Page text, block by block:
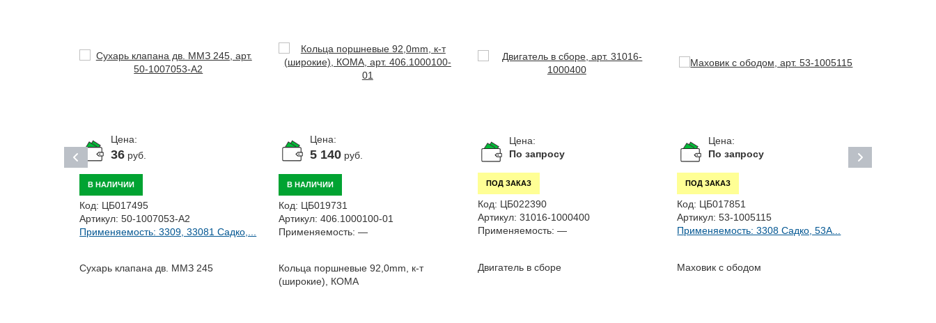
Цена:
36 руб.
В НАЛИЧИИ
Код: ЦБ017495
Артикул: 50-1007053-А2
Применяемость: 3309, 33081 Садко,...
Сухарь клапана дв. ММЗ 245
Цена:
5 140 руб.
В НАЛИЧИИ
Код: ЦБ019731
Артикул: 406.1000100-01
Применяемость: —
Кольца поршневые 92,0mm, к-т
(широкие), КОМА
Цена:
По запросу
ПОД ЗАКАЗ
Код: ЦБ022390
Артикул: 31016-1000400
Применяемость: —
Двигатель в сборе
Цена:
По запросу
ПОД ЗАКАЗ
Код: ЦБ017851
Артикул: 53-1005115
Применяемость: 3308 Садко, 53А...
Маховик с ободом